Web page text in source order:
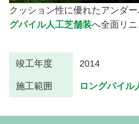
クッション性に優れたアンダ
グパイル人工芝舗装へ全面リニ
竣工年度 2014
施工範囲 ロングパイル